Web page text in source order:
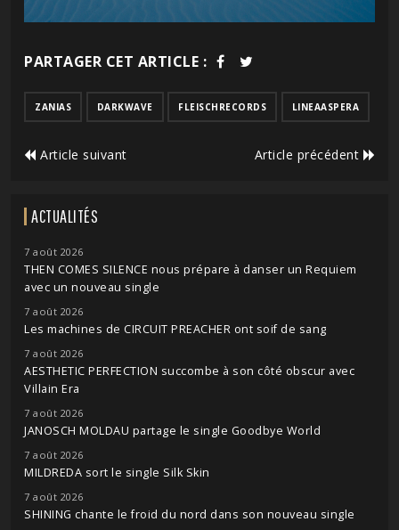
PARTAGER CET ARTICLE :
ZANIAS DARKWAVE FLEISCHRECORDS LINEAASPERA
Article suivant Article précédent
ACTUALITÉS
7 août 2026
THEN COMES SILENCE nous prépare à danser un Requiem
avec un nouveau single
7 août 2026
Les machines de CIRCUIT PREACHER ont soif de sang
7 août 2026
AESTHETIC PERFECTION succombe à son côté obscur avec
Villain Era
7 août 2026
JANOSCH MOLDAU partage le single Goodbye World
7 août 2026
MILDREDA sort le single Silk Skin
7 août 2026
SHINING chante le froid du nord dans son nouveau single